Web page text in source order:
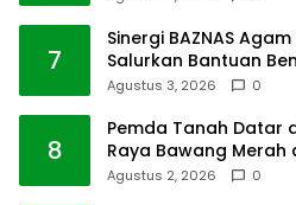
7
Sinergi BAZNAS
Salurkan Bantuan
Agustus 3, 2026 0
8
Pemda Tanah Datar
Raya Bawang Merah
Agustus 2, 2026 0